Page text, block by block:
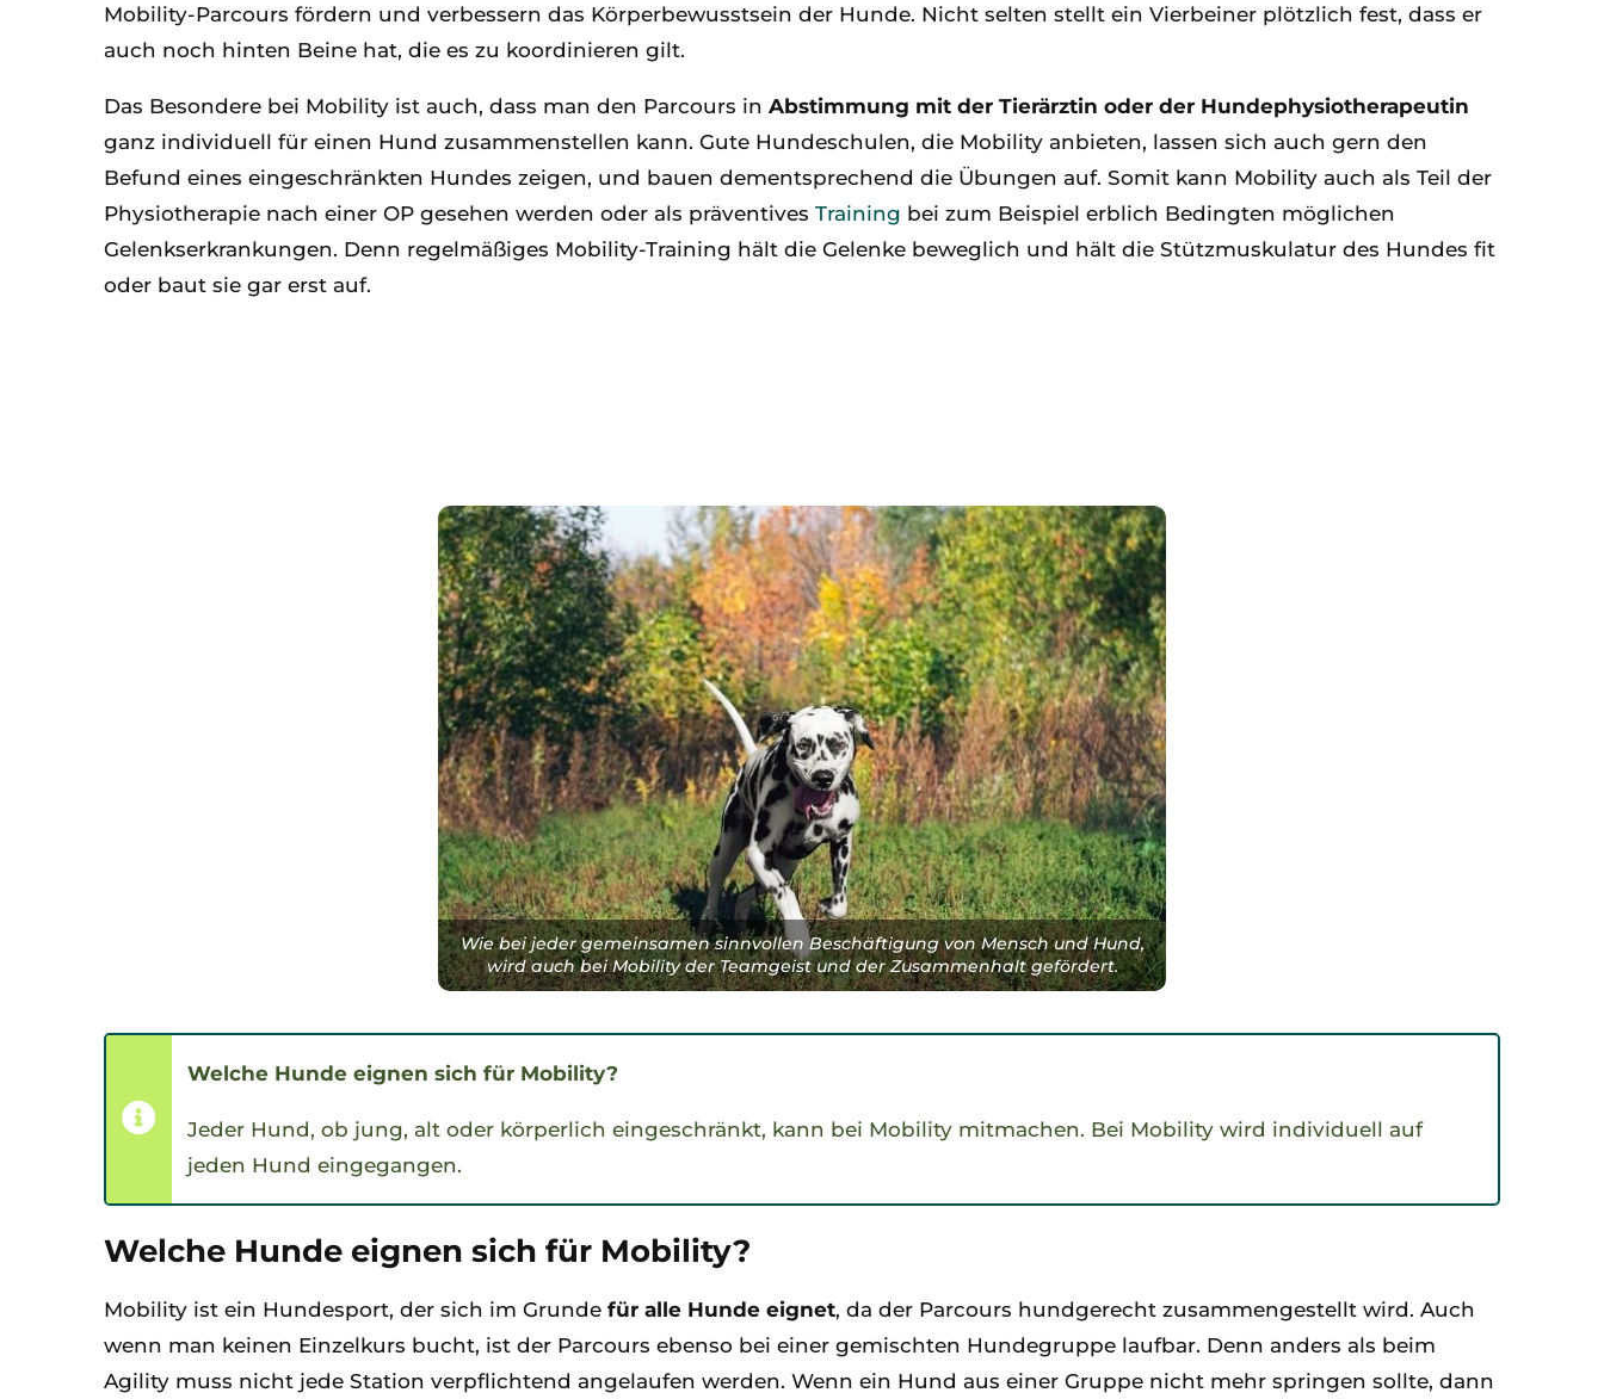
Mobility-Parcours fördern und verbessern das Körperbewusstsein der Hunde. Nicht selten stellt ein Vierbeiner plötzlich fest, dass er
auch noch hinten Beine hat, die es zu koordinieren gilt.
Das Besondere bei Mobility ist auch, dass man den Parcours in Abstimmung mit der Tierärztin oder der Hundephysiotherapeutin
ganz individuell für einen Hund zusammenstellen kann. Gute Hundeschulen, die Mobility anbieten, lassen sich auch gern den
Befund eines eingeschränkten Hundes zeigen, und bauen dementsprechend die Übungen auf. Somit kann Mobility auch als Teil der
Physiotherapie nach einer OP gesehen werden oder als präventives Training bei zum Beispiel erblich Bedingten möglichen
Gelenkserkrankungen. Denn regelmäßiges Mobility-Training hält die Gelenke beweglich und hält die Stützmuskulatur des Hundes fit
oder baut sie gar erst auf.
Wie bei jeder gemeinsamen sinnvollen Beschäftigung von Mensch und Hund,
wird auch bei Mobility der Teamgeist und der Zusammenhalt gefördert.
Welche Hunde eignen sich für Mobility?
Jeder Hund, ob jung, alt oder körperlich eingeschränkt, kann bei Mobility mitmachen. Bei Mobility wird individuell auf
jeden Hund eingegangen.
Welche Hunde eignen sich für Mobility?
Mobility ist ein Hundesport, der sich im Grunde für alle Hunde eignet, da der Parcours hundgerecht zusammengestellt wird. Auch
wenn man keinen Einzelkurs bucht, ist der Parcours ebenso bei einer gemischten Hundegruppe laufbar. Denn anders als beim
Agility muss nicht jede Station verpflichtend angelaufen werden. Wenn ein Hund aus einer Gruppe nicht mehr springen sollte, dann